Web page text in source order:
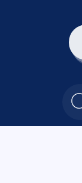
الوضع النهاري والداكن
البحث في المدونة